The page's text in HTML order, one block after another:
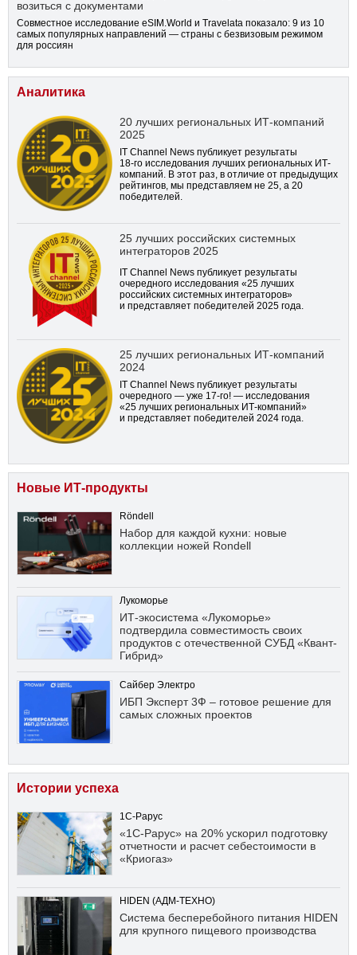
возиться с документами
Совместное исследование eSIM.World и Travelata показало: 9 из 10
самых популярных направлений — страны с безвизовым режимом
для россиян
Аналитика
20 лучших региональных ИТ-компаний
2025
IT Channel News публикует результаты
18-го исследования лучших региональных ИТ-
компаний. В этот раз, в отличие от предыдущих
рейтингов, мы представляем не 25, а 20
победителей.
25 лучших российских системных
интеграторов 2025
IT Channel News публикует результаты
очередного исследования «25 лучших
российских системных интеграторов»
и представляет победителей 2025 года.
25 лучших региональных ИТ-компаний
2024
IT Channel News публикует результаты
очередного — уже 17-го! — исследования
«25 лучших региональных ИТ-компаний»
и представляет победителей 2024 года.
Новые ИТ-продукты
Röndell
Набор для каждой кухни: новые
коллекции ножей Rondell
Лукоморье
ИТ-экосистема «Лукоморье»
подтвердила совместимость своих
продуктов с отечественной СУБД «Квант-
Гибрид»
Сайбер Электро
ИБП Эксперт 3Ф – готовое решение для
самых сложных проектов
Истории успеха
1С-Рарус
«1С-Рарус» на 20% ускорил подготовку
отчетности и расчет себестоимости в
«Криогаз»
HIDEN (АДМ-ТЕХНО)
Система бесперебойного питания HIDEN
для крупного пищевого производства